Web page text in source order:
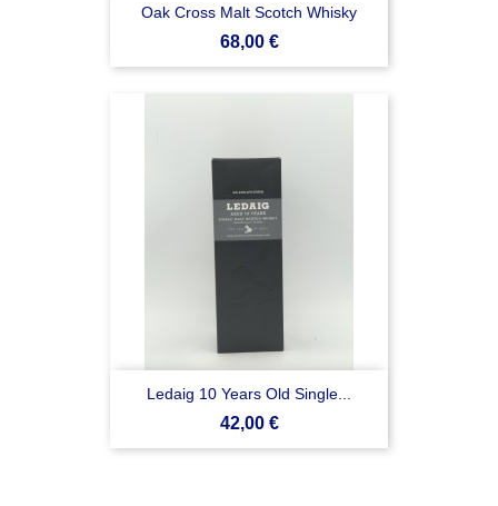
Oak Cross Malt Scotch Whisky
Prezzo
68,00 €
Ledaig 10 Years Old Single...
Prezzo
42,00 €